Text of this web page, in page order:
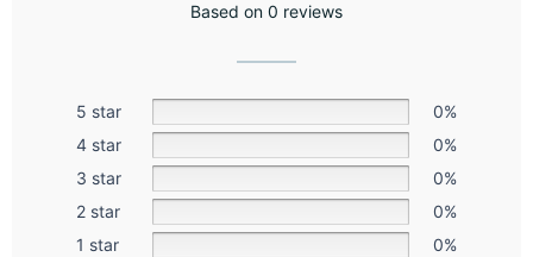
Based on 0 reviews
5 star
0%
4 star
0%
3 star
0%
2 star
0%
1 star
0%